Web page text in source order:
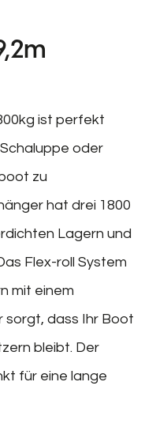
ist perfekt
oder
zu
hat drei 1800
Lagern und
Flex-roll System
mit einem
sorgt, dass Ihr Boot
bleibt. Der
für eine lange